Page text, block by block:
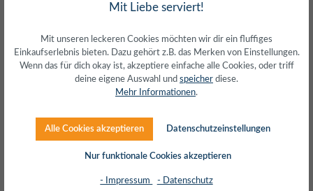
wir wissen von was wir sprechen
Mehr
Mit Liebe serviert!
Mit unseren leckeren Cookies möchten wir dir ein fluffiges
Einkaufserlebnis bieten. Dazu gehört z.B. das Merken von Einstellungen.
Wenn das für dich okay ist, akzeptiere einfache alle Cookies, oder triff
deine eigene Auswahl und speicher diese.
Mehr Informationen.
Alle Cookies akzeptieren Datenschutzeinstellungen
Nur funktionale Cookies akzeptieren
- Impressum - Datenschutz